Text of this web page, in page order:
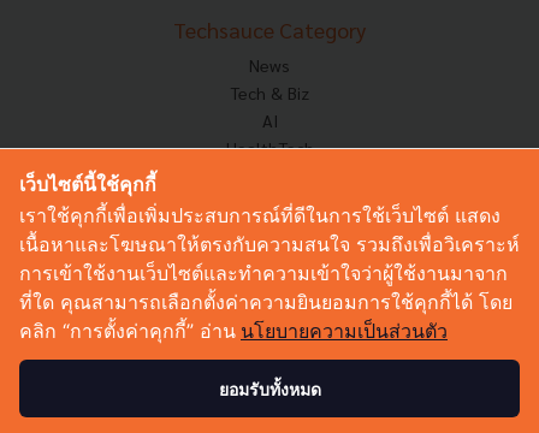
Techsauce Category
News
Tech & Biz
AI
HealthTech
Corp Innov
Saucy Thoughts
Based On
Sustainable
Videos
Podcast
เว็บไซต์นี้ใช้คุกกี้
เราใช้คุกกี้เพื่อเพิ่มประสบการณ์ที่ดีในการใช้เว็บไซต์ แสดง
เนื้อหาและโฆษณาให้ตรงกับความสนใจ รวมถึงเพื่อวิเคราะห์
การเข้าใช้งานเว็บไซต์และทำความเข้าใจว่าผู้ใช้งานมาจาก
ที่ใด คุณสามารถเลือกตั้งค่าความยินยอมการใช้คุกกี้ได้ โดย
คลิก “การตั้งค่าคุกกี้” อ่าน นโยบายความเป็นส่วนตัว
ยอมรับทั้งหมด